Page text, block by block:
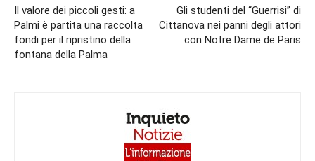
Il valore dei piccoli gesti: a
Palmi è partita una raccolta
fondi per il ripristino della
fontana della Palma
Gli studenti del “Guerrisi” di
Cittanova nei panni degli attori
con Notre Dame de Paris